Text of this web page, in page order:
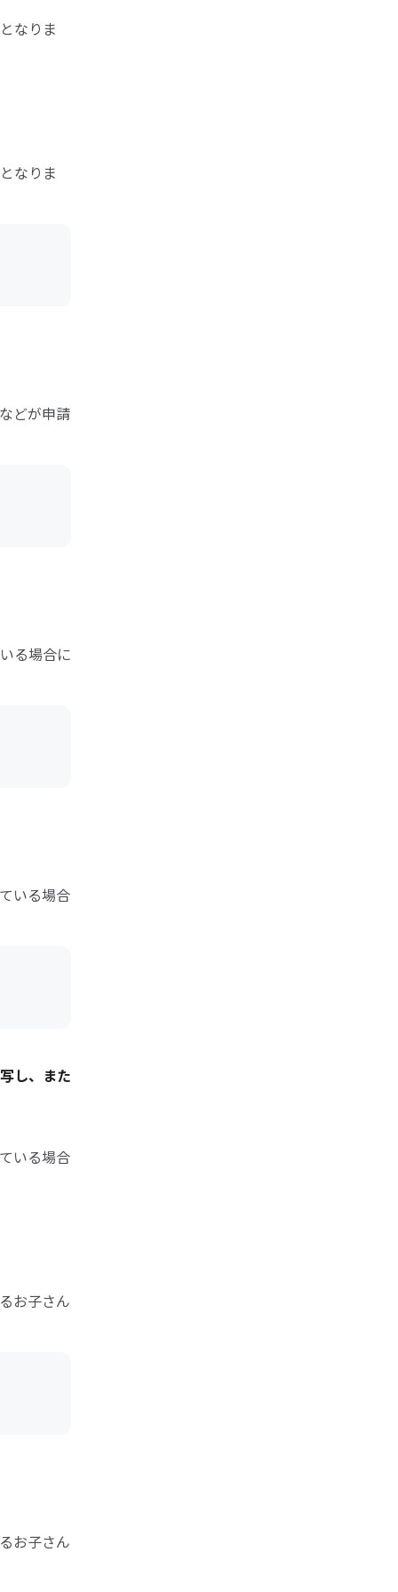
なりま
なりま
どが申請
る場合に
いる場合
し、また
いる場合
お子さん
お子さん